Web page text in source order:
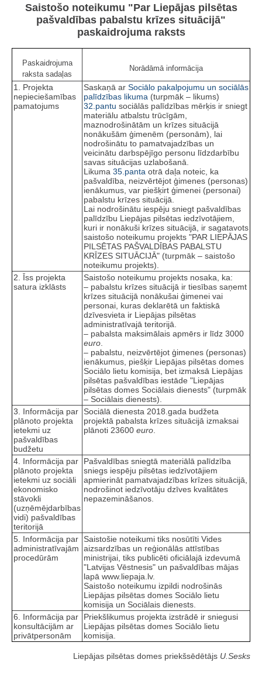
Saistošo noteikumu "Par Liepājas pilsētas
pašvaldības pabalstu krīzes situācijā"
paskaidrojuma raksts
Paskaidrojuma
raksta sadaļas
Norādāmā informācija
1. Projekta
nepieciešamības
pamatojums
Saskaņā ar Sociālo pakalpojumu un sociālās
palīdzības likuma (turpmāk – likums)
32.pantu sociālās palīdzības mērķis ir sniegt
materiālu atbalstu trūcīgām,
maznodrošinātām un krīzes situācijā
nonākušām ģimenēm (personām), lai
nodrošinātu to pamatvajadzības un
veicinātu darbspējīgo personu līdzdarbību
savas situācijas uzlabošanā.
Likuma 35.panta otrā daļa noteic, ka
pašvaldība, neizvērtējot ģimenes (personas)
ienākumus, var piešķirt ģimenei (personai)
pabalstu krīzes situācijā.
Lai nodrošinātu iespēju sniegt pašvaldības
palīdzību Liepājas pilsētas iedzīvotājiem,
kuri ir nonākuši krīzes situācijā, ir sagatavots
saistošo noteikumu projekts "PAR LIEPĀJAS
PILSĒTAS PAŠVALDĪBAS PABALSTU
KRĪZES SITUĀCIJĀ" (turpmāk – saistošo
noteikumu projekts).
2. Īss projekta
satura izklāsts
Saistošo noteikumu projekts nosaka, ka:
– pabalstu krīzes situācijā ir tiesības saņemt
krīzes situācijā nonākušai ģimenei vai
personai, kuras deklarētā un faktiskā
dzīvesvieta ir Liepājas pilsētas
administratīvajā teritorijā.
– pabalsta maksimālais apmērs ir līdz 3000
euro.
– pabalstu, neizvērtējot ģimenes (personas)
ienākumus, piešķir Liepājas pilsētas domes
Sociālo lietu komisija, bet izmaksā Liepājas
pilsētas pašvaldības iestāde "Liepājas
pilsētas domes Sociālais dienests" (turpmāk
– Sociālais dienests).
3. Informācija par
plānoto projekta
ietekmi uz
pašvaldības
budžetu
Sociālā dienesta 2018.gada budžeta
projektā pabalsta krīzes situācijā izmaksai
plānoti 23600 euro.
4. Informācija par
plānoto projekta
ietekmi uz sociāli
ekonomisko
stāvokli
(uzņēmējdarbības
vidi) pašvaldības
teritorijā
Pašvaldības sniegtā materiālā palīdzība
sniegs iespēju pilsētas iedzīvotājiem
apmierināt pamatvajadzības krīzes situācijā,
nodrošinot iedzīvotāju dzīves kvalitātes
nepazemināšanos.
5. Informācija par
administratīvajām
procedūrām
Saistošie noteikumi tiks nosūtīti Vides
aizsardzības un reģionālās attīstības
ministrijai, tiks publicēti oficiālajā izdevumā
"Latvijas Vēstnesis" un pašvaldības mājas
lapā www.liepaja.lv.
Saistošo noteikumu izpildi nodrošinās
Liepājas pilsētas domes Sociālo lietu
komisija un Sociālais dienests.
6. Informācija par
konsultācijām ar
privātpersonām
Priekšlikumus projekta izstrādē ir sniegusi
Liepājas pilsētas domes Sociālo lietu
komisija.
Liepājas pilsētas domes priekšsēdētājs U.Sesks